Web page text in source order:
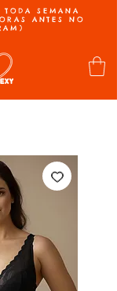
TODA SEMANA
ANTES NO